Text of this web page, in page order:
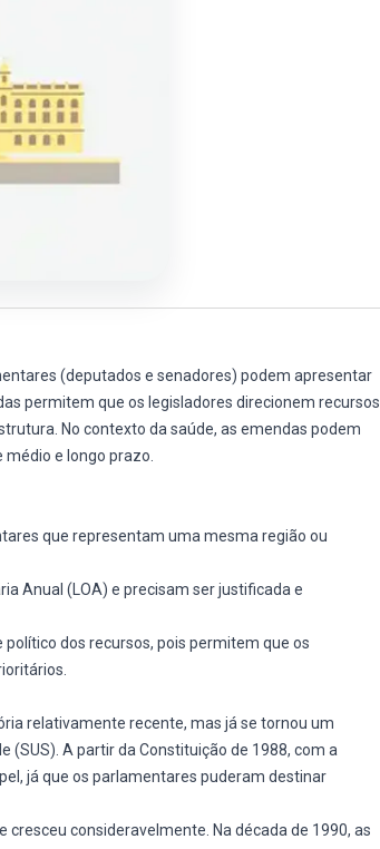
(deputados e senadores) podem apresentar
permitem que os legisladores direcionem recursos
No contexto da saúde, as emendas podem
e longo prazo.
que representam uma mesma região ou
Anual (LOA) e precisam ser justificada e
dos recursos, pois permitem que os
relativamente recente, mas já se tornou um
A partir da Constituição de 1988, com a
já que os parlamentares puderam destinar
consideravelmente. Na década de 1990, as